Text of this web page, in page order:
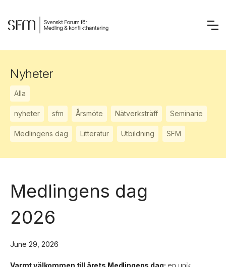
Nyheter
Alla
nyheter sfm Årsmöte Nätverksträff Seminarie
Medlingens dag Litteratur Utbildning SFM
Medlingens dag
2026
June 29, 2026
Varmt välkommen till årets Medlingens dag; en unik